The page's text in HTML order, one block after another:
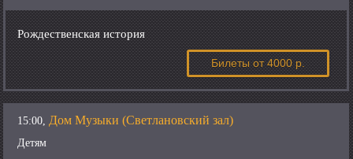
Рождественская история
Билеты от 4000 р.
15:00,Дом Музыки (Светлановский зал)
Детям